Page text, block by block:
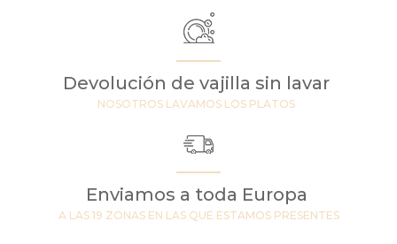
Devolución de vajilla sin lavar
NOSOTROS LAVAMOS LOS PLATOS
Enviamos a toda Europa
A LAS 19 ZONAS EN LAS QUE ESTAMOS PRESENTES